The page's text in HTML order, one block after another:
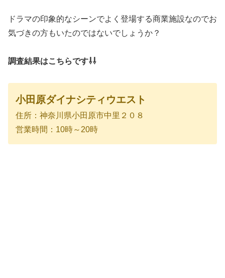
ドラマの印象的なシーンでよく登場する商業施設なのでお
気づきの方もいたのではないでしょうか？
調査結果はこちらです⇩⇩
小田原ダイナシティウエスト
住所：神奈川県小田原市中里２０８
営業時間：10時～20時